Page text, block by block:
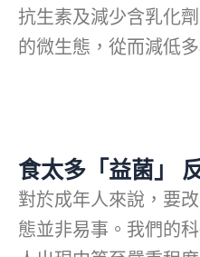
抗生素及減少含乳化
的微生態，從而減低
食太多「益菌」
對於成年人來說，要
態並非易事。我們的